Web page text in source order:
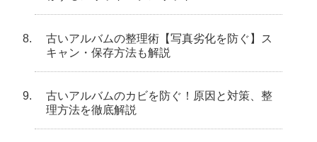
古いアルバムの整理術【写真劣化を防ぐ】ス
キャン・保存方法も解説
古いアルバムのカビを防ぐ！原因と対策、整
理方法を徹底解説